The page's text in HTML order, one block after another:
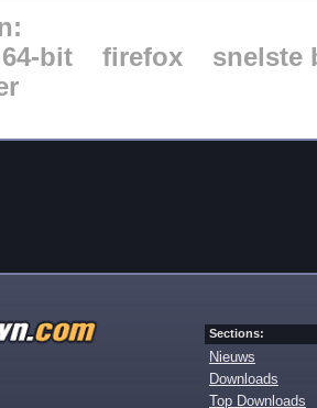
64-bit firefox
snelste
Sections:
Nieuws
Downloads
Top Downloads